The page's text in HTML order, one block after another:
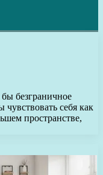
безграничное
чувствовать себя как
пространстве,